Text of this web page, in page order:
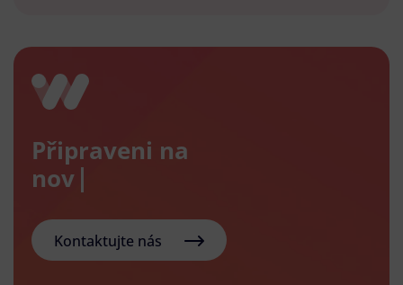
Připraveni na
nový e-s
Kontaktujte nás